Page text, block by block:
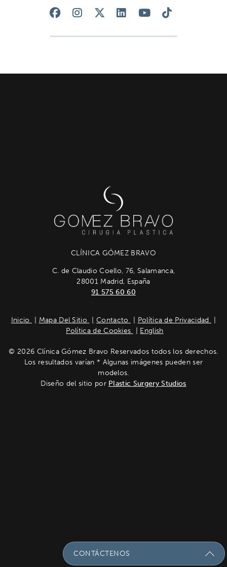
CLÍNICA GÓMEZ BRAVO
C. de Claudio Coello, 76, Salamanca,
28001 Madrid, España
91 575 60 60
Inicio Mapa Del Sitio Contacto
Política de Privacidad
Política de Cookies
English
© 2026 Clínica Gómez Bravo Reservados todos los derechos.
Los resultados varían * Algunas imágenes pueden ser
modelos.
Diseño del sitio por Plastic Surgery Studios
CONTÁCTENOS